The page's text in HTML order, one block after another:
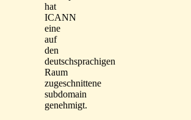
hat
ICANN
eine
auf
den
deutschsprachigen
Raum
zugeschnittene
subdomain
genehmigt.